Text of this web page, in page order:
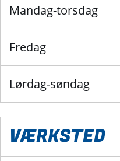
Mandag-torsdag
Fredag
Lørdag-søndag
VÆRKSTED